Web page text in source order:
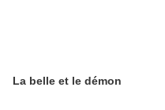
La belle et le démon